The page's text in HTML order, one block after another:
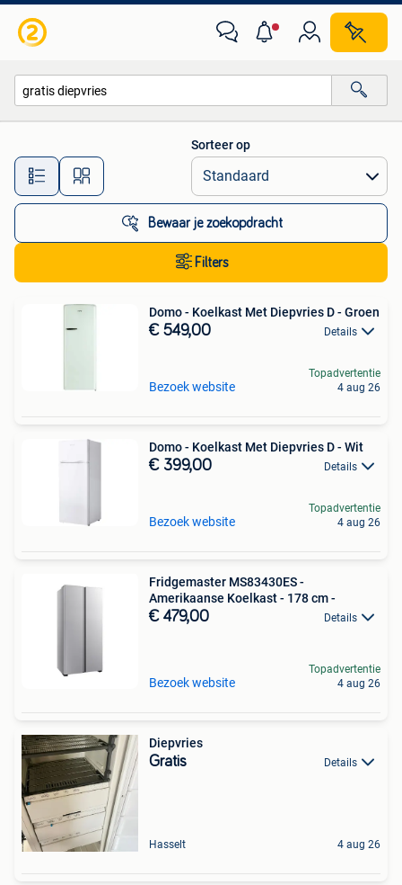
Alle afstanden…
Sorteer op
Bewaar je zoekopdracht
Filters
Domo - Koelkast Met Diepvries D - Groen
€ 549,00 Details
Bezoek website
Topadvertentie
4 aug 26
Domo - Koelkast Met Diepvries D - Wit
€ 399,00 Details
Bezoek website
Topadvertentie
4 aug 26
Fridgemaster MS83430ES -
Amerikaanse Koelkast - 178 cm -
€ 479,00 Details
Bezoek website
Topadvertentie
4 aug 26
Diepvries
Gratis Details
Hasselt 4 aug 26